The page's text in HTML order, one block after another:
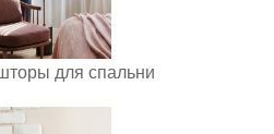
для спальни